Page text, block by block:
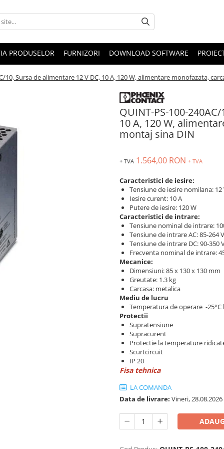
PRODUSELOR FURNIZORI DOWNLOAD SOFTWARE
10, Sursa de alimentare 12 V DC, 10 A, 120 W, alimentare monofazata,
QUINT-PS-100-
10 A, 120 W,
montaj sina DIN
+ TVA 1.564,00 RON + TVA
Caracteristici de iesire:
Tensiune de iesire nomilana: 12
Iesire curent: 10 A
Putere de iesire: 120 W
Caracteristici de intrare:
Tensiune nominal de intrare:
Tensiune de intrare AC: 85-264
Tensiune de intrare DC: 90-350
Frecventa nominal de intrare:
Mecanice:
Dimensiuni: 85 x 130 x 130 mm
Greutate: 1.3 kg
Carcasa: metalica
Mediu de lucru
Temperatura de operare -25°C
Protectii
Supratensiune
Supracurent
Protectie la temperature
Scurtcircuit
IP 20
Fisa tehnica
LA COMANDA
Data de livrare: Vineri, 28.08.2026